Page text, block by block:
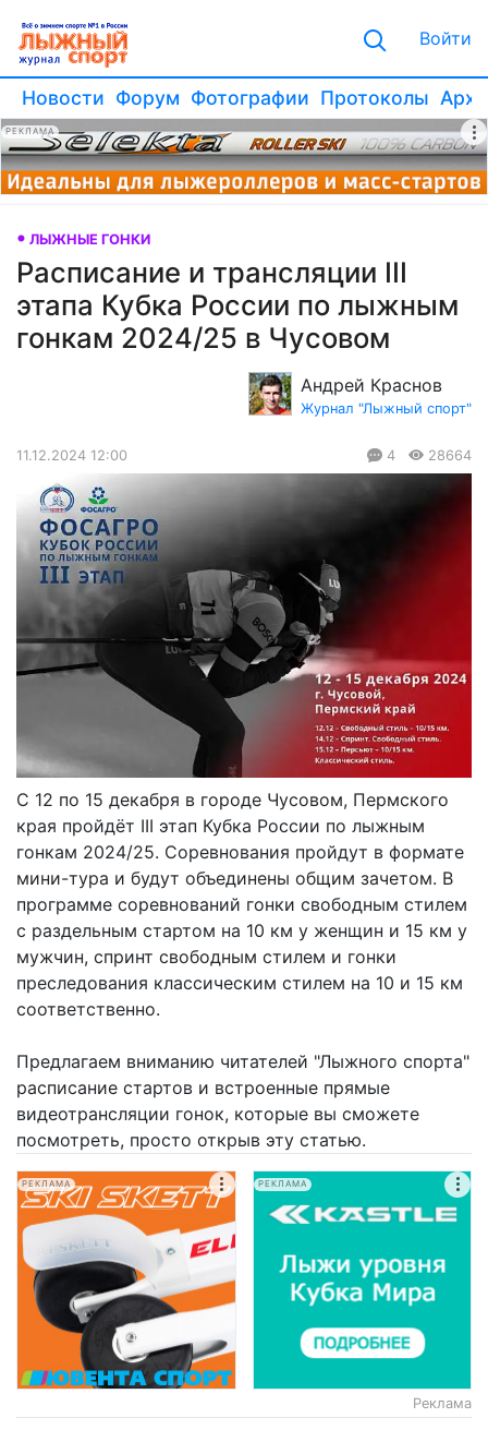
Войти
Новости Форум Фотографии Протоколы
РЕКЛАМА
ЛЫЖНЫЕ ГОНКИ
Расписание и трансляции III
этапа Кубка России по лыжным
гонкам 2024/25 в Чусовом
Андрей Краснов
Журнал "Лыжный спорт"
11.12.2024 12:00 4 28664
С 12 по 15 декабря в городе Чусовом, Пермского
края пройдёт III этап Кубка России по лыжным
гонкам 2024/25. Соревнования пройдут в формате
мини-тура и будут объединены общим зачетом. В
программе соревнований гонки свободным стилем
с раздельным стартом на 10 км у женщин и 15 км у
мужчин, спринт свободным стилем и гонки
преследования классическим стилем на 10 и 15 км
соответственно.
Предлагаем вниманию читателей "Лыжного спорта"
расписание стартов и встроенные прямые
видеотрансляции гонок, которые вы сможете
посмотреть, просто открыв эту статью.
РЕКЛАМА РЕКЛАМА
Реклама